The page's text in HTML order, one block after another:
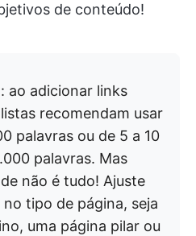
de conteúdo!
: ao adicionar links
recomendam usar
palavras ou de 5 a 10
palavras. Mas
não é tudo! Ajuste
tipo de página, seja
uma página pilar ou